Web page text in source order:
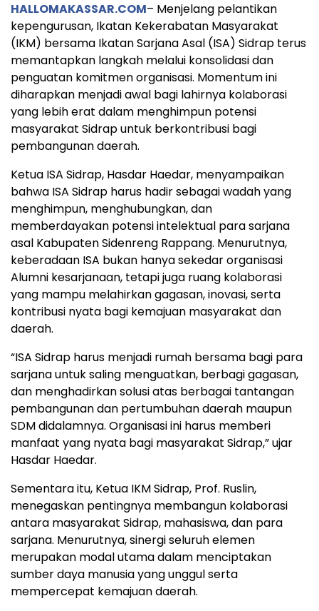
HALLOMAKASSAR.COM– Menjelang pelantikan
kepengurusan, Ikatan Kekerabatan Masyarakat
(IKM) bersama Ikatan Sarjana Asal (ISA) Sidrap terus
memantapkan langkah melalui konsolidasi dan
penguatan komitmen organisasi. Momentum ini
diharapkan menjadi awal bagi lahirnya kolaborasi
yang lebih erat dalam menghimpun potensi
masyarakat Sidrap untuk berkontribusi bagi
pembangunan daerah.
Ketua ISA Sidrap, Hasdar Haedar, menyampaikan
bahwa ISA Sidrap harus hadir sebagai wadah yang
menghimpun, menghubungkan, dan
memberdayakan potensi intelektual para sarjana
asal Kabupaten Sidenreng Rappang. Menurutnya,
keberadaan ISA bukan hanya sekedar organisasi
Alumni kesarjanaan, tetapi juga ruang kolaborasi
yang mampu melahirkan gagasan, inovasi, serta
kontribusi nyata bagi kemajuan masyarakat dan
daerah.
“ISA Sidrap harus menjadi rumah bersama bagi para
sarjana untuk saling menguatkan, berbagi gagasan,
dan menghadirkan solusi atas berbagai tantangan
pembangunan dan pertumbuhan daerah maupun
SDM didalamnya. Organisasi ini harus memberi
manfaat yang nyata bagi masyarakat Sidrap,” ujar
Hasdar Haedar.
Sementara itu, Ketua IKM Sidrap, Prof. Ruslin,
menegaskan pentingnya membangun kolaborasi
antara masyarakat Sidrap, mahasiswa, dan para
sarjana. Menurutnya, sinergi seluruh elemen
merupakan modal utama dalam menciptakan
sumber daya manusia yang unggul serta
mempercepat kemajuan daerah.